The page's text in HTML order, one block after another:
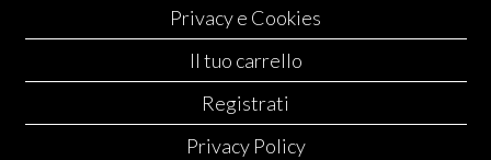
Privacy e Cookies
Il tuo carrello
Registrati
Privacy Policy